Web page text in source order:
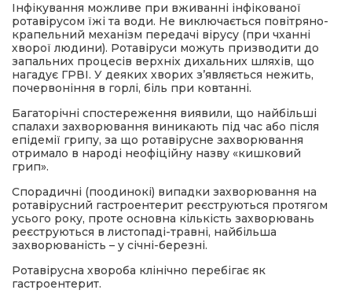
Інфікування можливе при вживанні інфікованої
ротавірусом їжі та води. Не виключається повітряно-
крапельний механізм передачі вірусу (при чханні
хворої людини). Ротавіруси можуть призводити до
запальних процесів верхніх дихальних шляхів, що
нагадує ГРВІ. У деяких хворих з’являється нежить,
почервоніння в горлі, біль при ковтанні.
Багаторічні спостереження виявили, що найбільші
спалахи захворювання виникають під час або після
епідемії грипу, за що ротавірусне захворювання
отримало в народі неофіційну назву «кишковий
грип».
Спорадичні (поодинокі) випадки захворювання на
ротавірусний гастроентерит реєструються протягом
усього року, проте основна кількість захворювань
реєструються в листопаді-травні, найбільша
захворюваність – у січні-березні.
Ротавірусна хвороба клінічно перебігає як
гастроентерит.